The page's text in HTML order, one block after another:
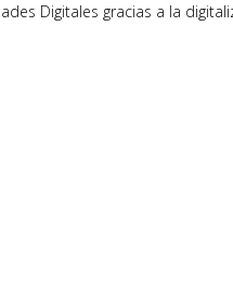
Digitales gracias a la